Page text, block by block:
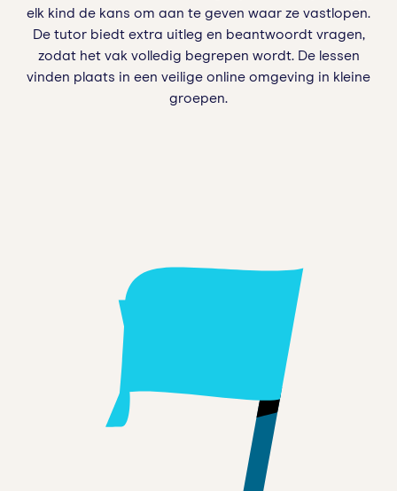
elk kind de kans om aan te geven waar ze vastlopen.
De tutor biedt extra uitleg en beantwoordt vragen,
zodat het vak volledig begrepen wordt. De lessen
vinden plaats in een veilige online omgeving in kleine
groepen.